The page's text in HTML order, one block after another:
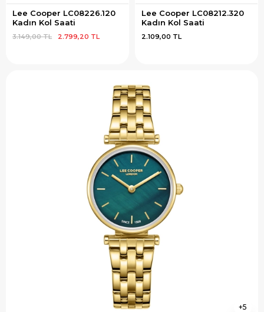
Lee Cooper LC08226.120
Kadın Kol Saati
2.799,20 TL
3.149,00 TL
Lee Cooper LC08212.320
Kadın Kol Saati
2.109,00 TL
5